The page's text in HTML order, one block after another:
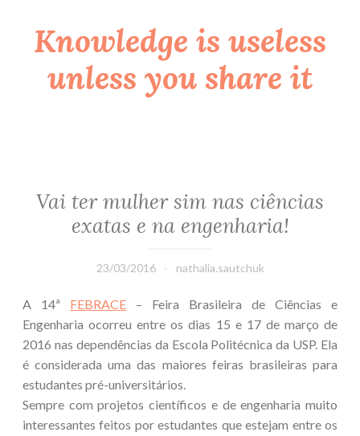
Skip
content
Knowledge is useless
unless you share it
Vai ter mulher sim nas ciências
exatas e na engenharia!
23/03/2016 nathalia.sautchuk
A 14ª FEBRACE – Feira Brasileira de Ciências e
Engenharia ocorreu entre os dias 15 e 17 de março de
2016 nas dependências da Escola Politécnica da USP. Ela
é considerada uma das maiores feiras brasileiras para
estudantes pré-universitários.
Sempre com projetos científicos e de engenharia muito
interessantes feitos por estudantes que estejam entre os